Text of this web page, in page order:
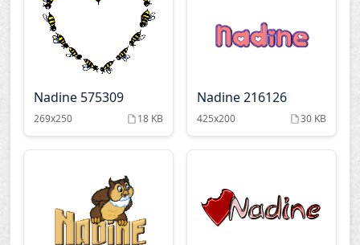
Nadine 575309
269x250 18 KB
Nadine 216126
425x200 30 KB